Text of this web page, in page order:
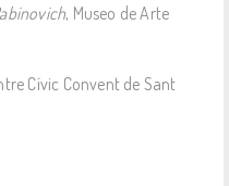
, Museo de Arte
Cívic Convent de Sant